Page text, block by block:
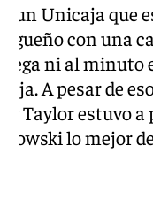
un Unicaja que
con una
llega ni al
A pesar de
y Taylor estuvo
lo mejor